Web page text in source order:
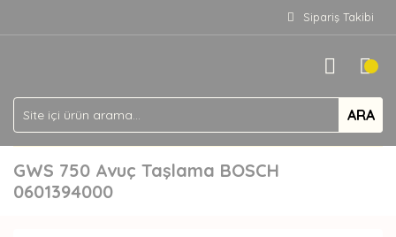
Sipariş Takibi
ARA
GWS 750 Avuç Taşlama BOSCH
0601394000